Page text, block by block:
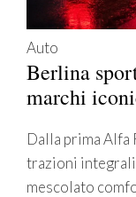
Auto
Berlina
marchi
Dalla prima Alfa
trazioni
mescolato